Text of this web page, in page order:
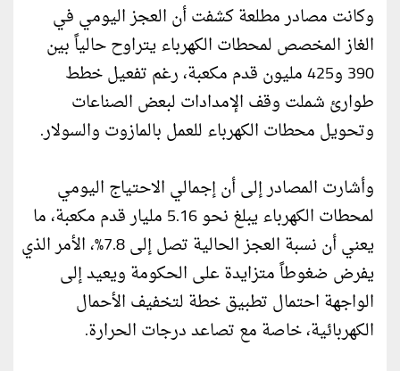
وكانت مصادر مطلعة كشفت أن العجز اليومي في
الغاز المخصص لمحطات الكهرباء يتراوح حالياً بين
390 و425 مليون قدم مكعبة، رغم تفعيل خطط
طوارئ شملت وقف الإمدادات لبعض الصناعات
وتحويل محطات الكهرباء للعمل بالمازوت والسولار.
وأشارت المصادر إلى أن إجمالي الاحتياج اليومي
لمحطات الكهرباء يبلغ نحو 5.16 مليار قدم مكعبة، ما
يعني أن نسبة العجز الحالية تصل إلى 7.8%، الأمر الذي
يفرض ضغوطاً متزايدة على الحكومة ويعيد إلى
الواجهة احتمال تطبيق خطة لتخفيف الأحمال
الكهربائية، خاصة مع تصاعد درجات الحرارة.